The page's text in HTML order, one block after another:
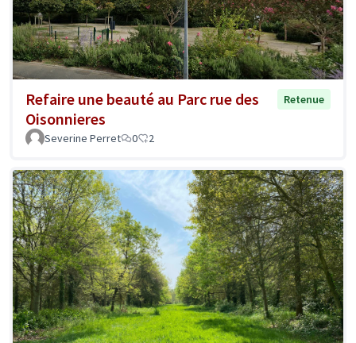
Refaire une beauté au Parc rue des
Oisonnieres
Retenue
Severine Perret 0 2